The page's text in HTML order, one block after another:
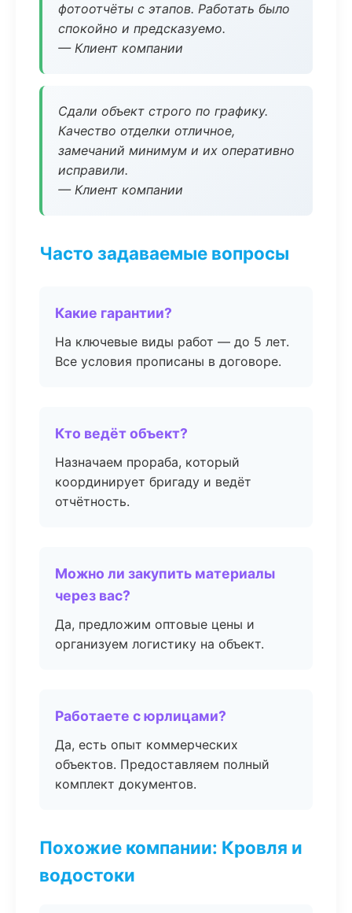
фотоотчёты с этапов. Работать было
спокойно и предсказуемо.
— Клиент компании
Сдали объект строго по графику.
Качество отделки отличное,
замечаний минимум и их оперативно
исправили.
— Клиент компании
Часто задаваемые вопросы
Какие гарантии?
На ключевые виды работ — до 5 лет.
Все условия прописаны в договоре.
Кто ведёт объект?
Назначаем прораба, который
координирует бригаду и ведёт
отчётность.
Можно ли закупить материалы
через вас?
Да, предложим оптовые цены и
организуем логистику на объект.
Работаете с юрлицами?
Да, есть опыт коммерческих
объектов. Предоставляем полный
комплект документов.
Похожие компании: Кровля и
водостоки